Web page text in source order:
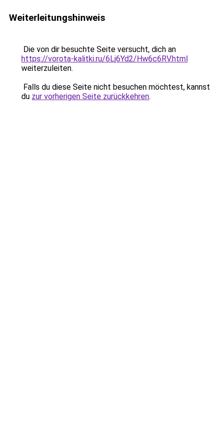
Weiterleitungshinweis
Die von dir besuchte Seite versucht, dich an
https://vorota-kalitki.ru/6Lj6Yd2/Hw6c6RV.html
weiterzuleiten.
Falls du diese Seite nicht besuchen möchtest, kannst
du zur vorherigen Seite zurückkehren.